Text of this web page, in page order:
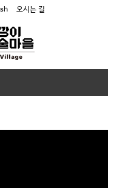
오시는 길